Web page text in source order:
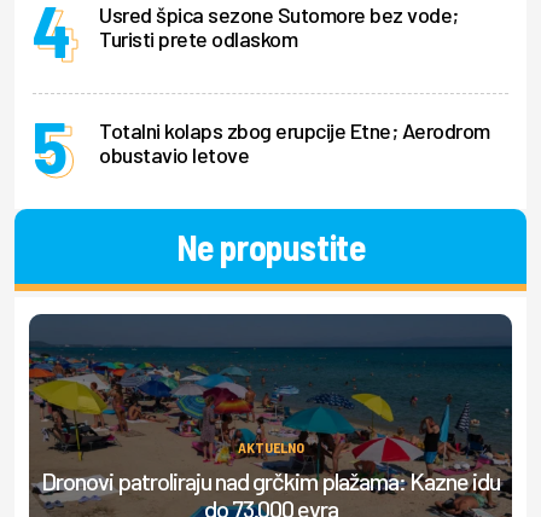
Usred špica sezone Sutomore bez vode;
Turisti prete odlaskom
Totalni kolaps zbog erupcije Etne; Aerodrom
obustavio letove
Ne propustite
AKTUELNO
Dronovi patroliraju nad grčkim plažama: Kazne idu
do 73.000 evra